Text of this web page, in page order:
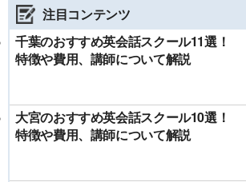
注目コンテンツ
千葉のおすすめ英会話スクール11選！
特徴や費用、講師について解説
大宮のおすすめ英会話スクール10選！
特徴や費用、講師について解説